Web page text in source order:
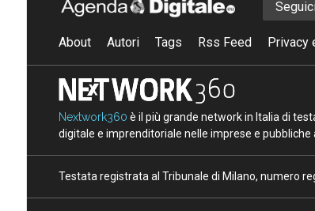
About Autori Tags Rss Feed Privacy
Nextwork360 è il più grande network in Italia di
digitale e imprenditoriale nelle imprese e
Testata registrata al Tribunale di Milano, numero